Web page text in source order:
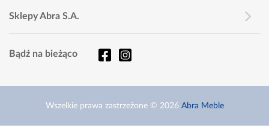
Sklepy Abra S.A.
Bądź na bieżąco
Wszelkie prawa zastrzeżone © 2026 Abra Meble